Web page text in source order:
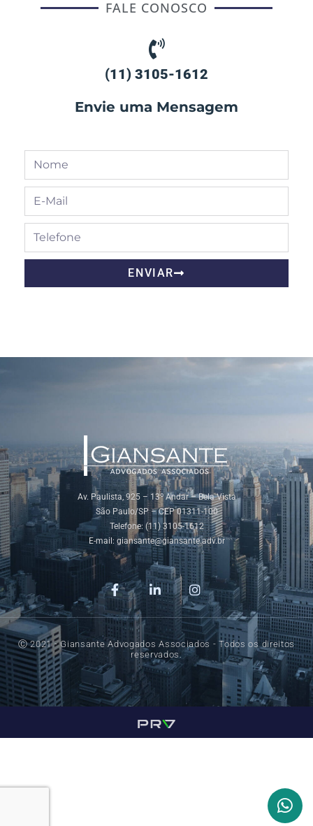
FALE CONOSCO
(11) 3105-1612
Envie uma Mensagem
ENVIAR
Av. Paulista, 925 – 13º Andar – Bela Vista
São Paulo/SP – CEP 01311-100
Telefone: (11) 3105-1612
E-mail: giansante@giansante.adv.br
Ⓒ 2021 - Giansante Advogados Associados - Todos os direitos
reservados.